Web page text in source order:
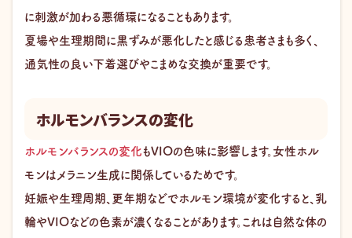
に刺激が加わる悪循環になることもあります。
夏場や生理期間に黒ずみが悪化したと感じる患者さまも多く、
通気性の良い下着選びやこまめな交換が重要です。
ホルモンバランスの変化
ホルモンバランスの変化もVIOの色味に影響します。女性ホル
モンはメラニン生成に関係しているためです。
妊娠や生理周期、更年期などでホルモン環境が変化すると、乳
輪やVIOなどの色素が濃くなることがあります。これは自然な体の